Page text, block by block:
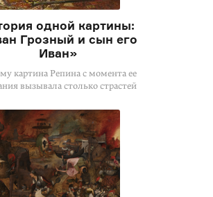
одной картины:
Грозный и сын его
Иван»
картина Репина с момента ее
вызывала столько страстей